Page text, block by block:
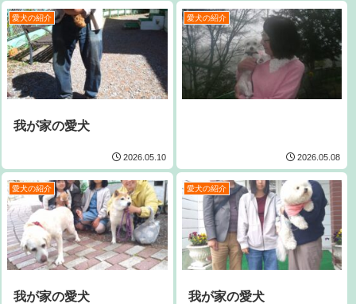
愛犬の紹介
我が家の愛犬
2026.05.10
愛犬の紹介
2026.05.08
愛犬の紹介
我が家の愛犬
愛犬の紹介
我が家の愛犬